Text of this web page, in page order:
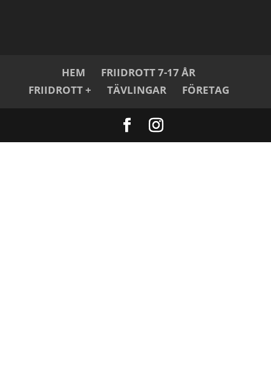
HEM
FRIIDROTT 7-17 ÅR
FRIIDROTT +
TÄVLINGAR FÖRETAG